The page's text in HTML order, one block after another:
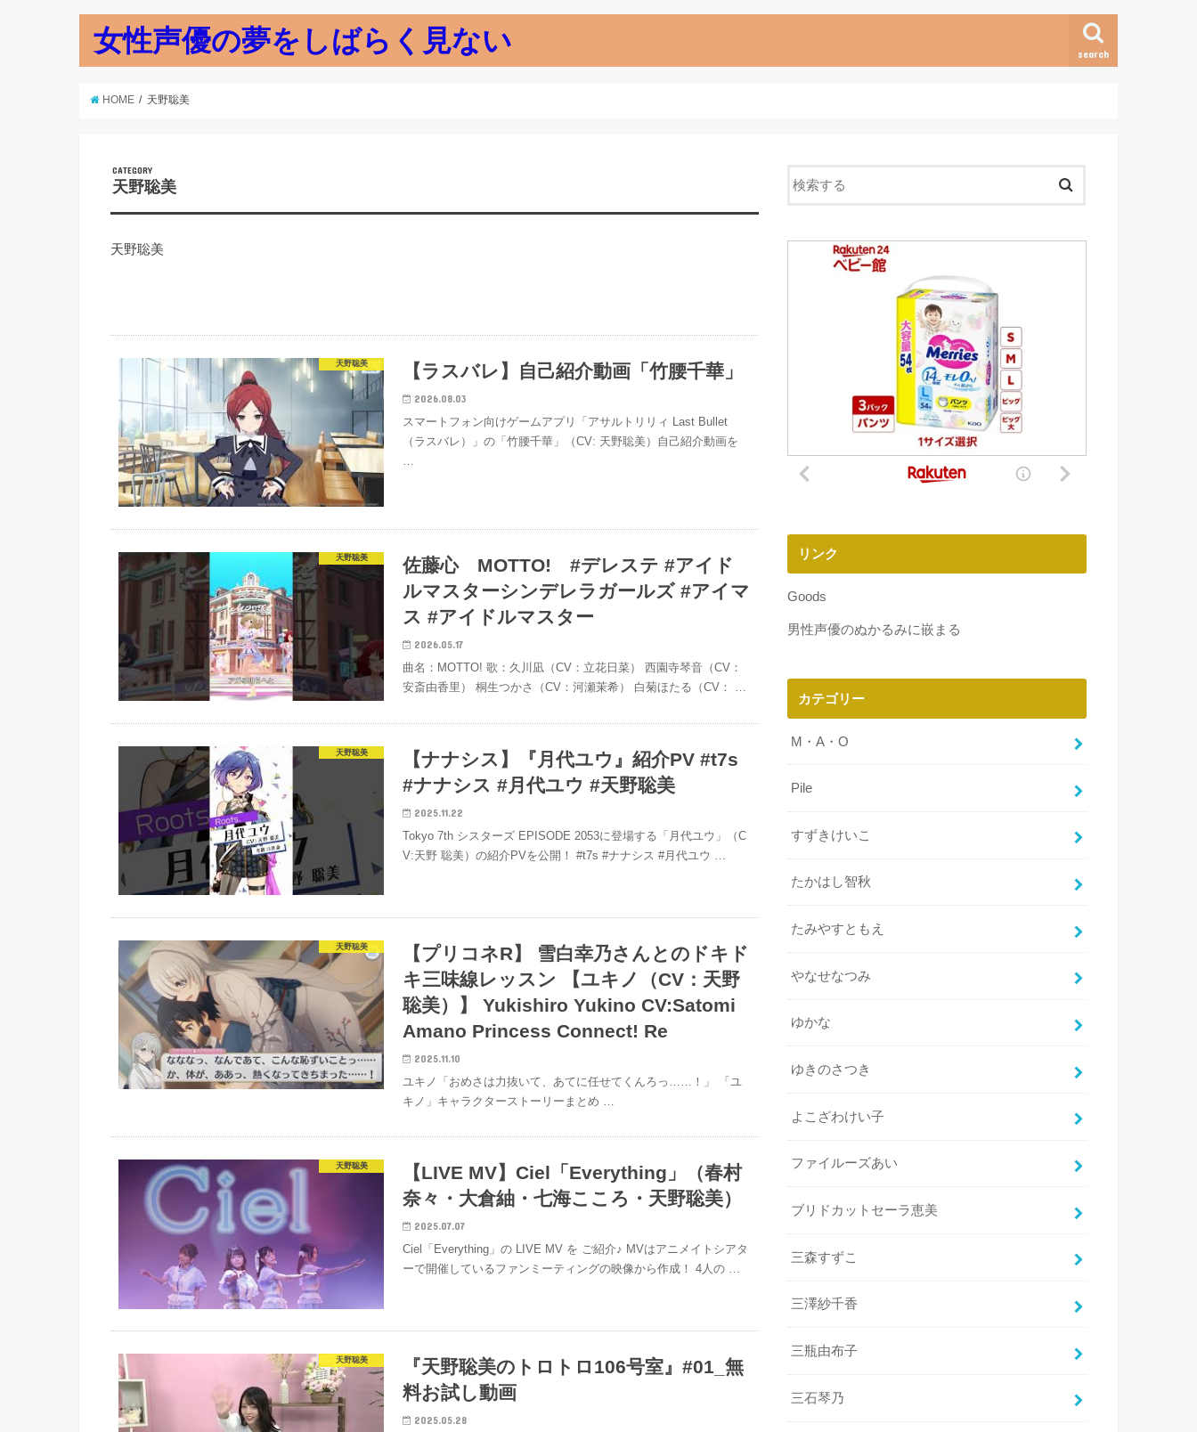
女性声優の夢をしばらく見ない search
HOME 天野聡美
CATEGORY
天野聡美
天野聡美
天野聡美 【ラスバレ】自己紹介動画「竹腰千華」
2026.08.03
スマートフォン向けゲームアプリ「アサルトリリィ Last Bullet
（ラスバレ）」の「竹腰千華」（CV: 天野聡美）自己紹介動画を
天野聡美
佐藤心 MOTTO! #デレステ #アイド
ルマスターシンデレラガールズ #アイマ
ス #アイドルマスター
2026.05.17
曲名：MOTTO! 歌：久川凪（CV：立花日菜） 西園寺琴音（CV：
安斎由香里） 桐生つかさ（CV：河瀬茉希） 白菊ほたる（CV： …
天野聡美
【ナナシス】『月代ユウ』紹介PV #t7s
#ナナシス #月代ユウ #天野聡美
2025.11.22
Tokyo 7th シスターズ EPISODE 2053に登場する「月代ユウ」（C
V:天野 聡美）の紹介PVを公開！ #t7s #ナナシス #月代ユウ …
天野聡美
【プリコネR】 雪白幸乃さんとのドキド
キ三味線レッスン 【ユキノ（CV：天野
聡美）】 Yukishiro Yukino CV:Satomi
Amano Princess Connect! Re
2025.11.10
ユキノ「おめさは力抜いて、あてに任せてくんろっ……！」 「ユ
キノ」キャラクターストーリーまとめ …
天野聡美
【LIVE MV】Ciel「Everything」（春村
奈々・大倉紬・七海こころ・天野聡美）
2025.07.07
Ciel「Everything」の LIVE MV を ご紹介♪ MVはアニメイトシアタ
ーで開催しているファンミーティングの映像から作成！ 4人の …
天野聡美
『天野聡美のトロトロ106号室』#01_無
料お試し動画
2025.05.28
リンク
Goods
男性声優のぬかるみに嵌まる
カテゴリー
M・A・O
Pile
すずきけいこ
たかはし智秋
たみやすともえ
やなせなつみ
ゆかな
ゆきのさつき
よこざわけい子
ファイルーズあい
ブリドカットセーラ恵美
三森すずこ
三澤紗千香
三瓶由布子
三石琴乃